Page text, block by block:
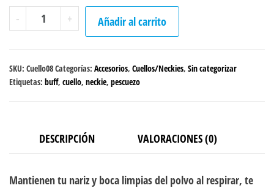
-
Cuello
"Splash"
cantidad
+ Añadir al carrito
SKU: Cuello08Categorías: Accesorios, Cuellos/Neckies, Sin categorizar
Etiquetas: buff, cuello, neckie, pescuezo
DESCRIPCIÓN VALORACIONES (0)
Mantienen tu nariz y boca limpias del polvo al respirar, te